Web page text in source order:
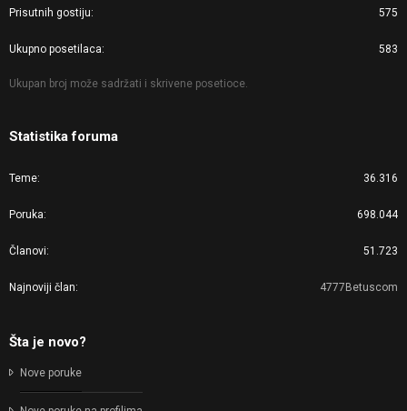
Prisutnih gostiju 575
Ukupno posetilaca 583
Ukupan broj može sadržati i skrivene posetioce.
Statistika foruma
Teme 36.316
Poruka 698.044
Članovi 51.723
Najnoviji član 4777Betuscom
Šta je novo?
Nove poruke